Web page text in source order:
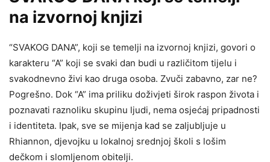
na izvornoj knjizi
“SVAKOG DANA”, koji se temelji na izvornoj knjizi, govori o
karakteru “A” koji se svaki dan budi u različitom tijelu i
svakodnevno živi kao druga osoba. Zvuči zabavno, zar ne?
Pogrešno. Dok “A” ima priliku doživjeti širok raspon života i
poznavati raznoliku skupinu ljudi, nema osjećaj pripadnosti
i identiteta. Ipak, sve se mijenja kad se zaljubljuje u
Rhiannon, djevojku u lokalnoj srednjoj školi s lošim
dečkom i slomljenom obitelji.